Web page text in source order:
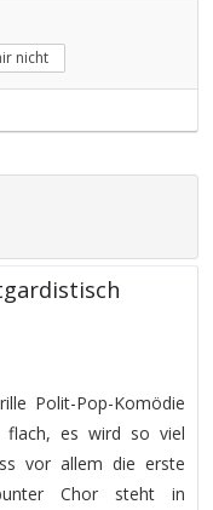
nicht
Polit-Pop-Komödie
flach, es wird so viel
vor allem die erste
Chor steht in